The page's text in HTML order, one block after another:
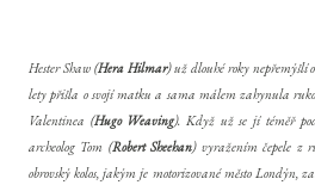
Hester Shaw (Hera Hilmar) už dlouhé roky nepřemýšlí
lety přišla o svojí matku a sama málem zahynula
Valentinea (Hugo Weaving). Když už se jí téměř
archeolog Tom (Robert Sheehan) vyražením čepele z
obrovský kolos, jakým je motorizované město Londýn,